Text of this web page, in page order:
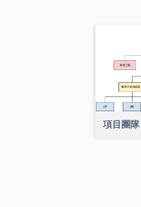
項目團隊